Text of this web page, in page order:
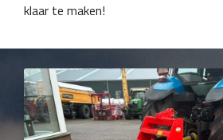
klaar te maken!